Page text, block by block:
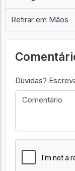
Retirar em Mãos
Dúvidas?